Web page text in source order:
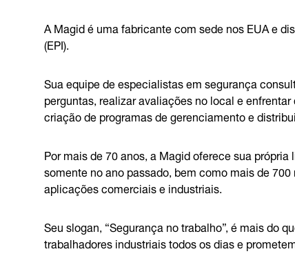
A Magid é uma fabricante com sede nos EUA e
(EPI).
Sua equipe de especialistas em segurança
perguntas, realizar avaliações no local e
criação de programas de gerenciamento e
Por mais de 70 anos, a Magid oferece sua
somente no ano passado, bem como mais de
aplicações comerciais e industriais.
Seu slogan, “Segurança no trabalho”, é mais do
trabalhadores industriais todos os dias e